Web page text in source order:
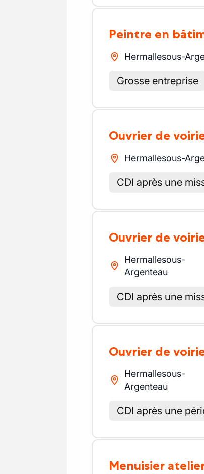
Peintre en
Hermallesous-
Grosse entreprise
Ouvrier de
Hermallesous-
CDI après une
Ouvrier de
Hermallesous-
Argenteau
CDI après une
Ouvrier de
Hermallesous-
Argenteau
CDI après une
Menuisier